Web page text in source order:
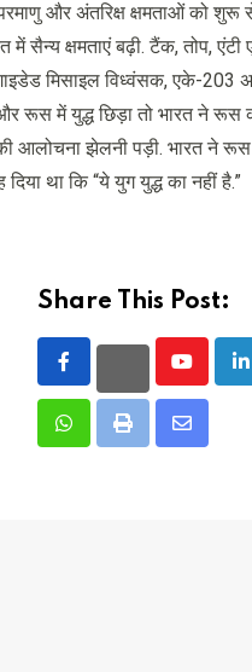
और अंतरिक्ष क्षमताओं को शुरू
सैन्य क्षमताएं बढ़ी. टैंक, तोप, एंटी
मिसाइल विध्वंसक, एके-203
रूस में युद्ध छिड़ा तो भारत ने रूस
आलोचना झेलनी पड़ी. भारत ने
था कि “ये युग युद्ध का नहीं है.”
Share This Post:
Youtube
WhatsappPrint
Share